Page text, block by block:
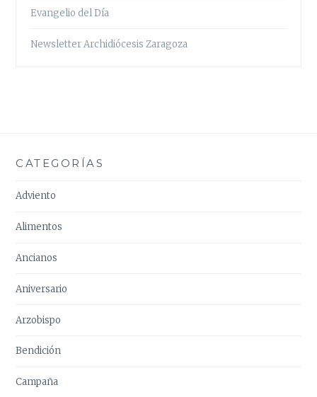
Evangelio del Día
Newsletter Archidiócesis Zaragoza
CATEGORÍAS
Adviento
Alimentos
Ancianos
Aniversario
Arzobispo
Bendición
Campaña